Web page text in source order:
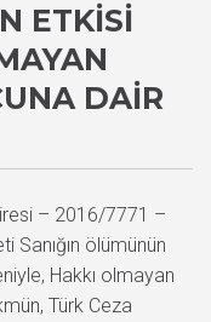
ETKISI
DAIR
– 2016/7771 –
Sanığın ölümünün
Hakkı olmayan
Türk Ceza